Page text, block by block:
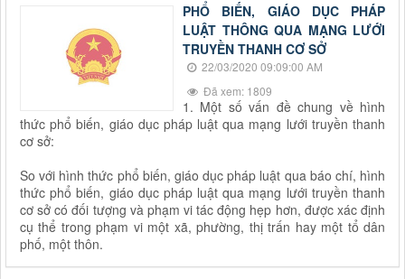
PHỔ BIẾN, GIÁO DỤC PHÁP
LUẬT THÔNG QUA MẠNG LƯỚI
TRUYỀN THANH CƠ SỞ
22/03/2020 09:09:00 AM
Đã xem: 1809
1. Một số vấn đề chung về hình
thức phổ biến, giáo dục pháp luật qua mạng lưới truyền thanh
cơ sở:
So với hình thức phổ biến, giáo dục pháp luật qua báo chí, hình
thức phổ biến, giáo dục pháp luật qua mạng lưới truyền thanh
cơ sở có đối tượng và phạm vi tác động hẹp hơn, được xác định
cụ thể trong phạm vi một xã, phường, thị trấn hay một tổ dân
phố, một thôn.